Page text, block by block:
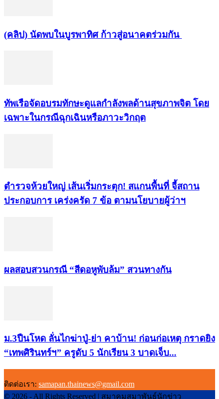
(คลิป) นัดพบในบูรพาทิศ ก้าวสู่อนาคตร่วมกัน
ทัพเรือจัดอบรมทักษะดูแลกำลังพลด้านสุขภาพจิต โดย
เฉพาะในกรณีฉุกเฉินหรือภาวะวิกฤต
ตำรวจห้วยใหญ่ เส้นเริ่มกระตุก! สแกนพื้นที่ จี้สถาน
ประกอบการ เคร่งครัด 7 ข้อ ตามนโยบายผู้ว่าฯ
ผลสอบสวนกรณี “สีดอหูพับล้ม” สวนทางกัน
ม.3ปืนโหด ลั่นไกฆ่าปู่-ย่า คาบ้าน! ก่อนก่อเหตุ กราดยิง
“เทพศิรินทร์ฯ” ครูดับ 5 นักเรียน 3 บาดเจ็บ...
ติดต่อเรา: samapan.thainews@gmail.com
© 2026 - All Rights Reserved | สมาคมสมาพันธ์นักข่าว